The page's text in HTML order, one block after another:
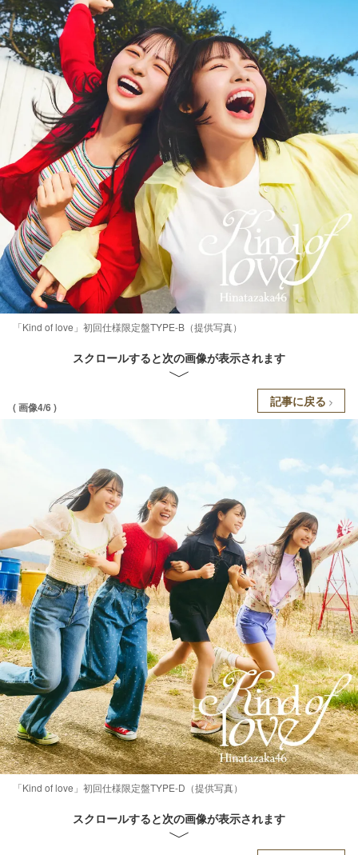
「Kind of love」初回仕様限定盤TYPE-B（提供写真）
スクロールすると次の画像が表示されます
( 画像4/6 ) 記事に戻る
「Kind of love」初回仕様限定盤TYPE-D（提供写真）
スクロールすると次の画像が表示されます